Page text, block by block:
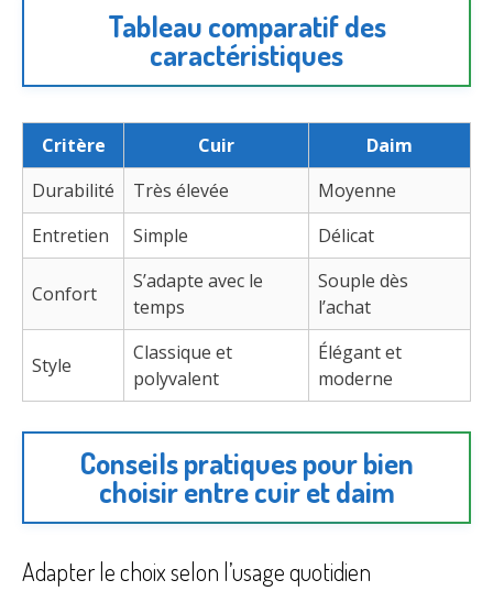
Tableau comparatif des
caractéristiques
Critère Cuir
Daim
Durabilité
Très élevée
Moyenne
Entretien
Simple Délicat
Confort
S’adapte avec le
temps
Souple dès
l’achat
Style
Classique et
polyvalent
Élégant et
moderne
Conseils pratiques pour bien
choisir entre cuir et daim
Adapter le choix selon l’usage quotidien